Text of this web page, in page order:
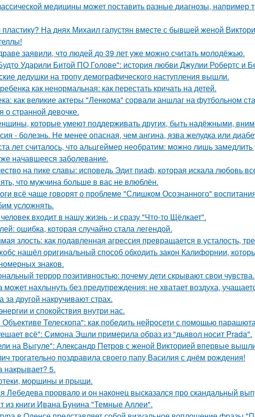
медицины может поставить разные диагнозы, например
На днях Михаил галустян вместе с бывшей женой
заявили, что людей до 39 лет уже можно считать молодёжью.
Ударили Битой ПО Голове": история любви Джулии Робертс и
дедушки на тропу демографического наступления вышли.
как ненормальная: как перестать кричать на детей.
как великие актеры "Ленкома" сорвали аншлаг на футбольном
о странной девочке.
которые умеют поддерживать других, быть надёжными,
- болезнь. Не менее опасная, чем ангина, язва желудка или
лет считалось, что альцгеймер необратим: можно лишь
начавшееся заболевание.
на пике славы: исповедь Эдит пиаф, которая искала любовь
что мужчина больше в вас не влюблён.
всё чаще говорят о проблеме "Слишком Осознанного"
усложнять.
входит в нашу жизнь - и сразу "Что-то Щёлкает".
ошибка, которая случайно стала легендой.
злость: как подавленная агрессия превращается в усталость,
нашёл оригинальный способ обходить закон Калифорнии,
знаков.
террор позитивностью: почему дети скрывают свои чувства.
может нахлынуть без предупреждения: не хватает воздуха,
за другой накручивают страх.
и спокойствия внутри нас.
Телескопа": как победить нейросети с помощью
всё": Симона Эшли примерила образ из "дьявол носит Prada".
на Выгуле": Александр Петров с женой Викторией впервые
трогательно поздравила своего папу Василия с днём рождения!
накрывает? 5.
морщины и прыщи.
Лебедева прорвало и он наконец высказался про скандальный
из книги Ивана Бунина "Темные Аллеи".